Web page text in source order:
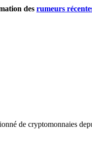
des rumeurs
de cryptomonnaies